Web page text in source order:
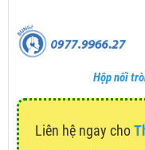
Hộp nối
Liên hệ ngay cho